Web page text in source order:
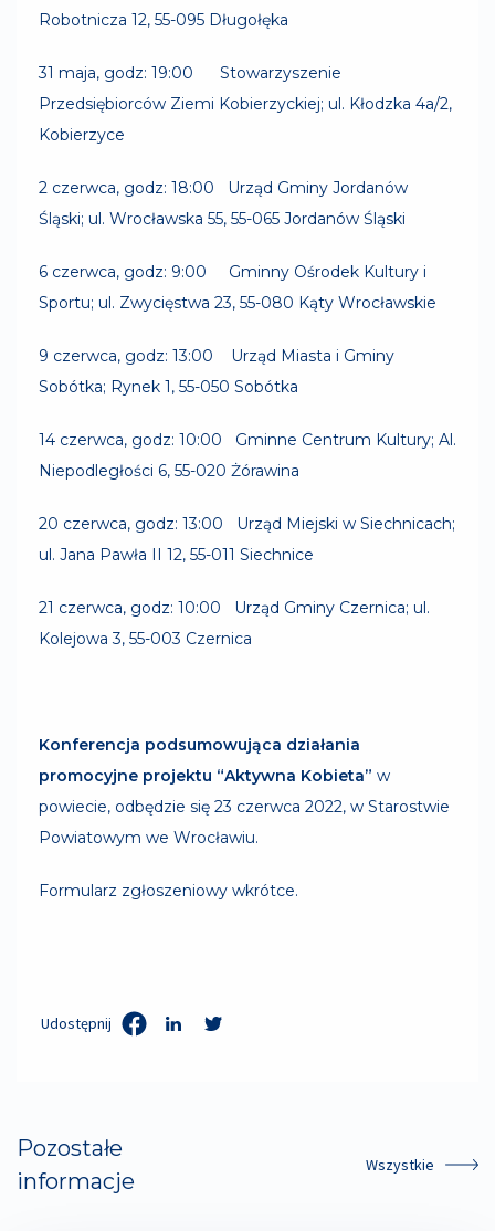
Robotnicza 12, 55-095 Długołęka
31 maja, godz: 19:00 Stowarzyszenie
Przedsiębiorców Ziemi Kobierzyckiej; ul. Kłodzka 4a/2,
Kobierzyce
2 czerwca, godz: 18:00 Urząd Gminy Jordanów
Śląski; ul. Wrocławska 55, 55-065 Jordanów Śląski
6 czerwca, godz: 9:00 Gminny Ośrodek Kultury i
Sportu; ul. Zwycięstwa 23, 55-080 Kąty Wrocławskie
9 czerwca, godz: 13:00 Urząd Miasta i Gminy
Sobótka; Rynek 1, 55-050 Sobótka
14 czerwca, godz: 10:00 Gminne Centrum Kultury; Al.
Niepodległości 6, 55-020 Żórawina
20 czerwca, godz: 13:00 Urząd Miejski w Siechnicach;
ul. Jana Pawła II 12, 55-011 Siechnice
21 czerwca, godz: 10:00 Urząd Gminy Czernica; ul.
Kolejowa 3, 55-003 Czernica
Konferencja podsumowująca działania
promocyjne projektu “Aktywna Kobieta” w
powiecie, odbędzie się 23 czerwca 2022, w Starostwie
Powiatowym we Wrocławiu.
Formularz zgłoszeniowy wkrótce.
Udostępnij
Pozostałe
informacje
Wszystkie